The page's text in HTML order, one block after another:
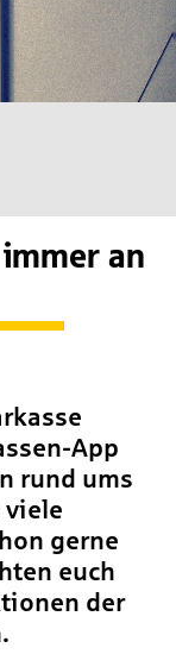
an
App
rund ums
gerne
euch
der